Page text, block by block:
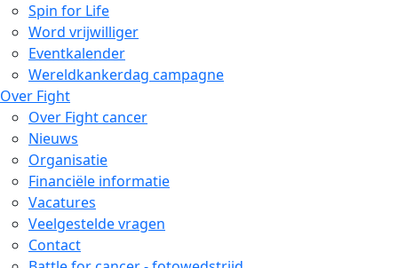
Spin for Life
Word vrijwilliger
Eventkalender
Wereldkankerdag campagne
Over Fight
Over Fight cancer
Nieuws
Organisatie
Financiële informatie
Vacatures
Veelgestelde vragen
Contact